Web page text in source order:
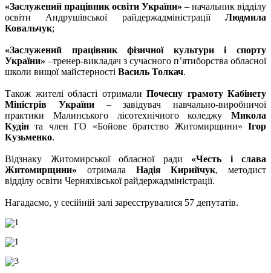
«Заслужений працівник освіти України» – начальник відділу
освіти Андрушівської райдержадміністрації Людмила
Ковальчук;
«Заслужений працівник фізичної культури і спорту
України» –тренер-викладач з сучасного п’ятиборства обласної
школи вищої майстерності Василь Толкач.
Також жителі області отримали Почесну грамоту Кабінету
Міністрів України– завідувач навчально-виробничої
практики Малинського лісотехнічного коледжу Микола
Кудін та член ГО «Бойове братство Житомирщини» Ігор
Кузьменко.
Відзнаку Житомирської обласної ради «Честь і слава
Житомирщини» отримала Надія Кирийчук, методист
відділу освіти Черняхівської райдержадміністрації.
Нагадаємо, у сесійній залі зареєструвалися 57 депутатів.